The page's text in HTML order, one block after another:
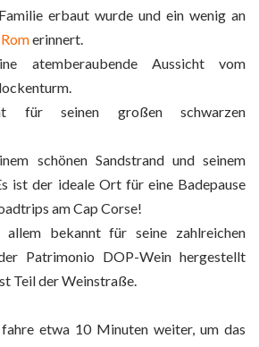
erbaut wurde und ein wenig an
Romerinnert.
atemberaubende Aussicht vom
für seinen großen schwarzen
schönen Sandstrand und seinem
ist der ideale Ort für eine Badepause
am Cap Corse!
allem bekannt für seine zahlreichen
Patrimonio DOP-Wein hergestellt
Teil der Weinstraße.
etwa 10 Minuten weiter, um das